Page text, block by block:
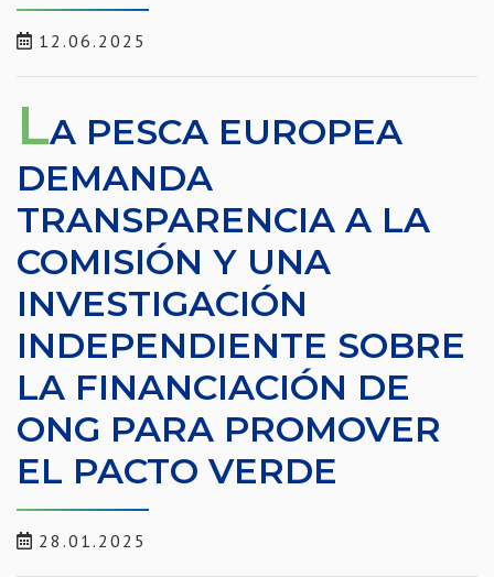
12.06.2025
LA PESCA EUROPEA
DEMANDA
TRANSPARENCIA A LA
COMISIÓN Y UNA
INVESTIGACIÓN
INDEPENDIENTE SOBRE
LA FINANCIACIÓN DE
ONG PARA PROMOVER
EL PACTO VERDE
28.01.2025